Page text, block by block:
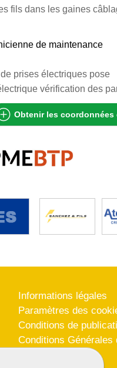
fils dans les gaines
de maintenance
prises électriques pose
vérification des
Obtenir les coordonnées
Informations légales
Paramètres des
Conditions de
Conditions Générales